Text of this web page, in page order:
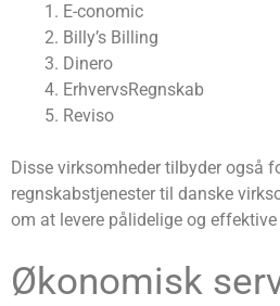
E-conomic
Billy’s Billing
Dinero
ErhvervsRegnskab
Reviso
Disse virksomheder tilbyder også
regnskabstjenester til danske
om at levere pålidelige og effektive
Økonomisk